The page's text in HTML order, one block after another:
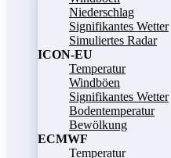
Niederschlag
Signifikantes Wetter
Simuliertes Radar
ICON-EU
Temperatur
Windböen
Signifikantes Wetter
Bodentemperatur
Bewölkung
ECMWF
Temperatur